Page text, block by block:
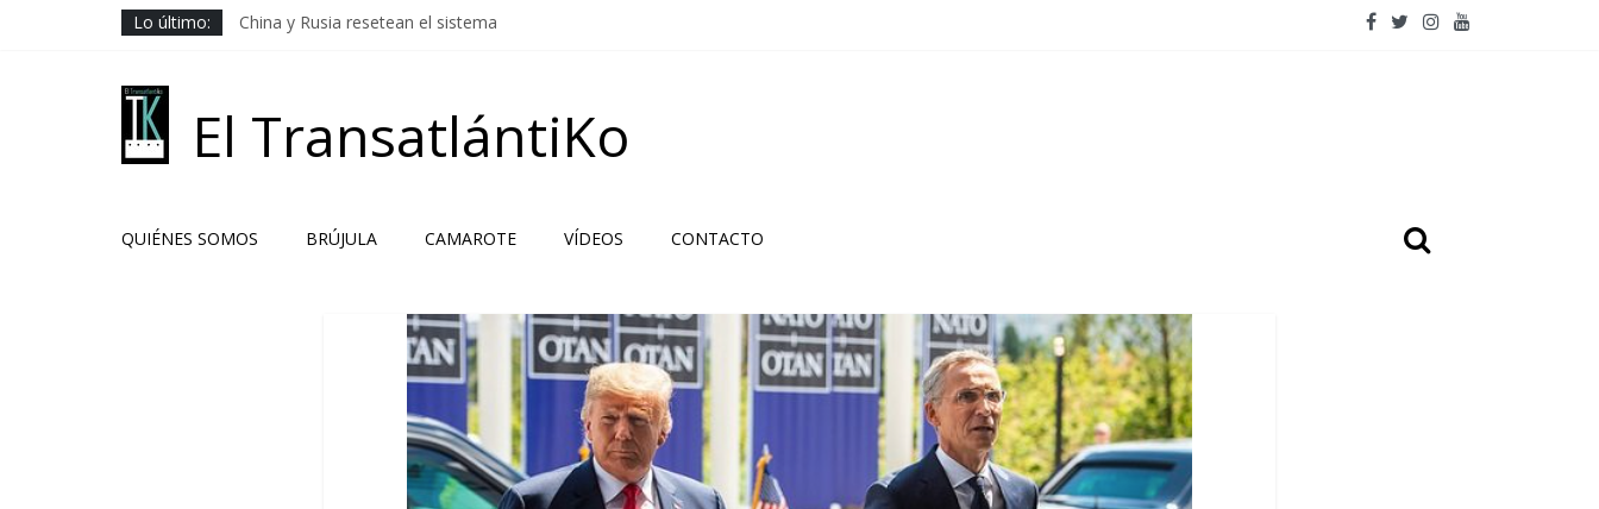
Lo último:
China y Rusia resetean el sistema
Hacia la no beligerancia
El TransatlántiKo
QUIÉNES SOMOS BRÚJULA CAMAROTE VÍDEOS CONTACTO